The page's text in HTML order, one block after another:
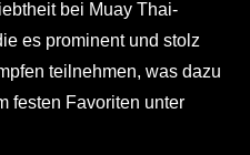
bei Muay Thai-
es prominent und stolz
teilnehmen, was dazu
festen Favoriten unter